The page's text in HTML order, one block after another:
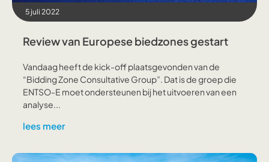
5 juli 2022
Review van Europese biedzones gestart
Vandaag heeft de kick-off plaatsgevonden van de
“Bidding Zone Consultative Group”. Dat is de groep die
ENTSO-E moet ondersteunen bij het uitvoeren van een
analyse...
lees meer